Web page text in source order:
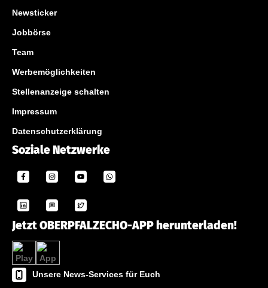
Newsticker
Jobbörse
Team
Werbemöglichkeiten
Stellenanzeige schalten
Impressum
Datenschutzerklärung
Soziale Netzwerke
Jetzt OBERPFALZECHO-APP herunterladen!
Unsere News-Services für Euch